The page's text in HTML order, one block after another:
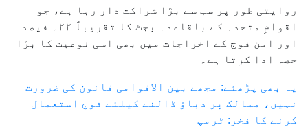
روایتی طور پر سب سے بڑا شراکت دار رہا ہے، جو
اقوامِ متحدہ کے باقاعدہ بجٹ کا تقریباً ۲۲؍ فیصد
اور امن فوج کے اخراجات میں بھی اسی نوعیت کا بڑا
حصہ ادا کرتا ہے۔
یہ بھی پڑھئے: مجھے بین الاقوامی قانون کی ضرورت
نہیں، ممالک پر دباؤ ڈالنے کیلئے فوج استعمال
کرنے کا فخر: ٹرمپ